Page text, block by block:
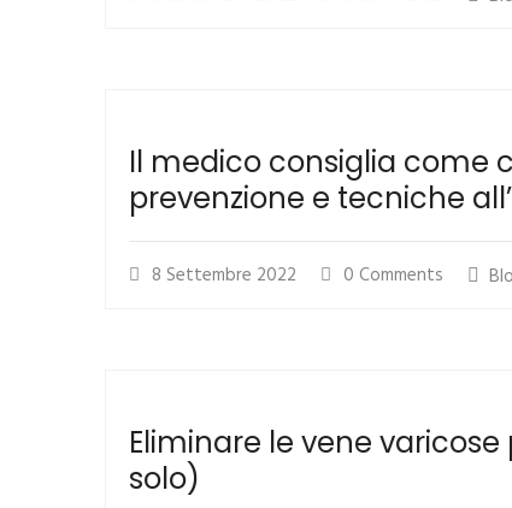
Il medico consiglia come
prevenzione e tecniche
8 Settembre 2022 0 Comments
Eliminare le vene
solo)